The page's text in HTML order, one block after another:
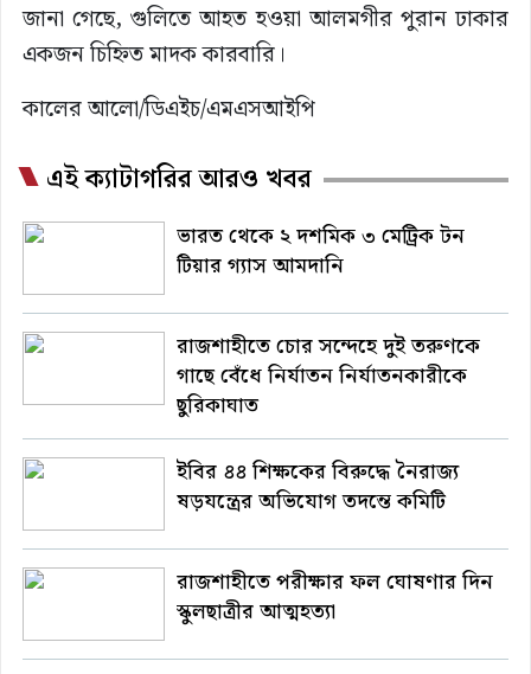
জানা গেছে, গুলিতে আহত হওয়া আলমগীর ‍পুরান ঢাকার
একজন চিহ্নিত মাদক কারবারি।
কালের আলো/ডিএইচ/এমএসআইপি
এই ক্যাটাগরির আরও খবর
ভারত থেকে ২ দশমিক ৩ মেট্রিক টন
টিয়ার গ্যাস আমদানি
রাজশাহীতে চোর সন্দেহে দুই তরুণকে
গাছে বেঁধে নির্যাতন নির্যাতনকারীকে
ছুরিকাঘাত
ইবির ৪৪ শিক্ষকের বিরুদ্ধে নৈরাজ্য
ষড়যন্ত্রের অভিযোগ তদন্তে কমিটি
রাজশাহীতে পরীক্ষার ফল ঘোষণার দিন
স্কুলছাত্রীর আত্মহত্যা